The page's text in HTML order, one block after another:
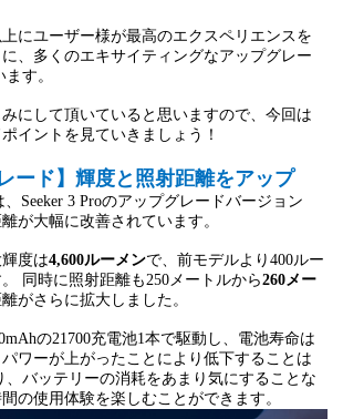
にユーザー様が最高のエクスペリエンスを
、多くのエキサイティングなアップグレー
す。
にして頂いていると思いますので、今回は
イントを見ていきましょう！
ード】輝度と照射距離をアップ
、Seeker 3 Proのアップグレードバージョン
が大幅に改善されています。
度は4,600ルーメンで、前モデルより400ルー
同時に照射距離も250メートルから260メー
がさらに拡大しました。
の21700充電池1本で駆動し、電池寿命は
ワーが上がったことにより低下することは
、バッテリーの消耗をあまり気にすることな
の使用体験を楽しむことができます。